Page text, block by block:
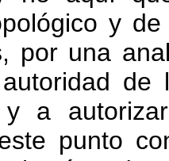
y
por una
de
y a
punto